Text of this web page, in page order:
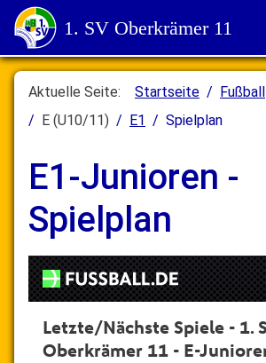
1. SV Oberkrämer 11
Aktuelle Seite: Startseite Fußball
E (U10/11)
E1 Spielplan
E1-Junioren -
Spielplan